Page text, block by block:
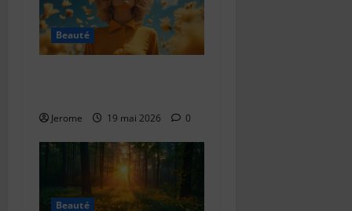
Beauté
Jerome 19 mai 2026 0
Beauté